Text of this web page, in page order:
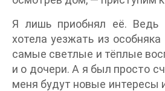
Я лишь приобнял её. Ведь
хотела уезжать из
самые светлые и тёплые
и о дочери. А я был просто
меня будут новые интересы